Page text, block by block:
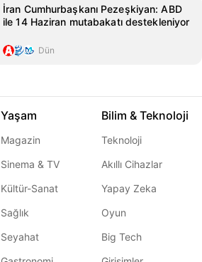
İran Cumhurbaşkanı Pezeşkiyan: ABD
ile 14 Haziran mutabakatı destekleniyor
Dün
Yaşam
Magazin
Sinema & TV
Kültür-Sanat
Sağlık
Seyahat
Bilim & Teknoloji
Teknoloji
Akıllı Cihazlar
Yapay Zeka
Oyun
Big Tech